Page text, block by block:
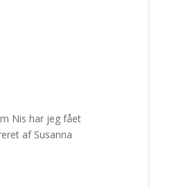
Nis har jeg fået
af Susanna